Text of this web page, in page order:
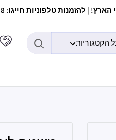
טלפוניות חייגו: 037307308
הקטגוריות